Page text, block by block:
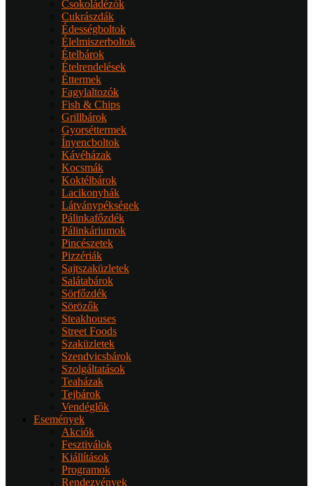
Csokoládézók
Cukrászdák
Édességboltok
Élelmiszerboltok
Ételbárok
Ételrendelések
Éttermek
Fagylaltozók
Fish & Chips
Grillbárok
Gyorséttermek
Ínyencboltok
Kávéházak
Kocsmák
Koktélbárok
Lacikonyhák
Látványpékségek
Pálinkafőzdék
Pálinkáriumok
Pincészetek
Pizzériák
Sajtszaküzletek
Salátabárok
Sörfőzdék
Sörözők
Steakhouses
Street Foods
Szaküzletek
Szendvicsbárok
Szolgáltatások
Teaházak
Tejbárok
Vendéglők
Események
Akciók
Fesztiválok
Kiállítások
Programok
Rendezvények